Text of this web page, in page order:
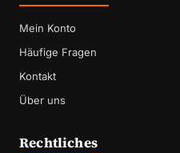
Mein Konto
Häufige Fragen
Kontakt
Über uns
Rechtliches